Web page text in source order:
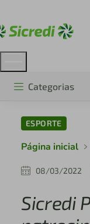
Categorias
ESPORTE
Página inicial
08/03/2022
Sicredi